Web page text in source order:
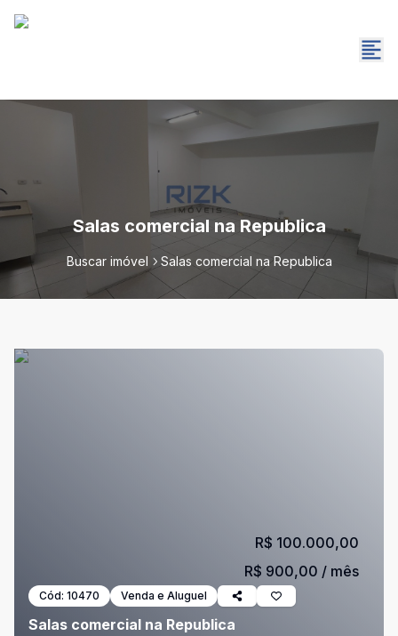
Salas comercial na Republica
Buscar imóvel Salas comercial na Republica
Cód: 10470 Venda e Aluguel
Salas comercial na Republica
R$ 100.000,00
R$ 900,00 / mês